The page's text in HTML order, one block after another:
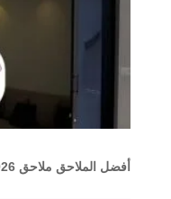
أفضل الملاحق ملاحق 2026 في الدمام